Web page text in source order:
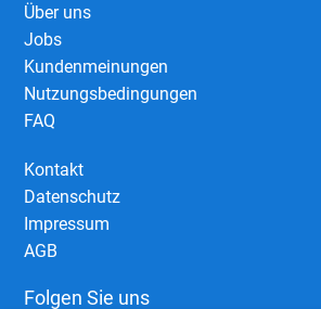
Über uns
Jobs
Kundenmeinungen
Nutzungsbedingungen
FAQ
Kontakt
Datenschutz
Impressum
AGB
Folgen Sie uns